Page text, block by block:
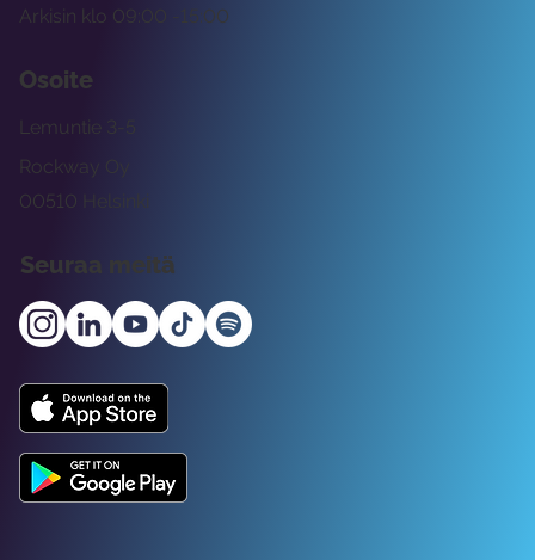
Arkisin klo 09:00 -15:00
Osoite
Rockway Oy
Lemuntie 3-5
00510 Helsinki
Seuraa meitä